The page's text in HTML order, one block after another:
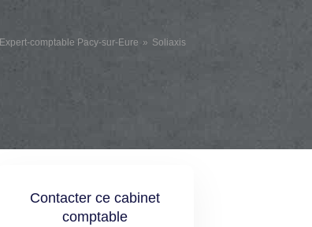
Expert-comptable Pacy-sur-Eure Soliaxis
Contacter ce cabinet
comptable